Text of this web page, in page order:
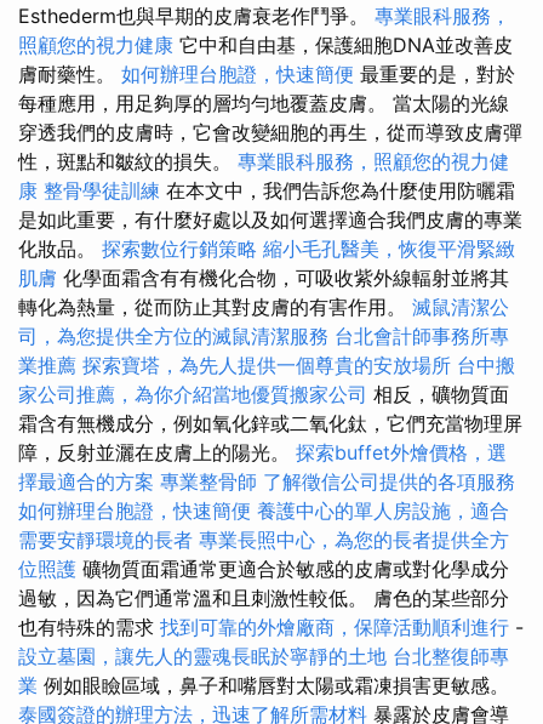
Esthederm也與早期的皮膚衰老作鬥爭。 專業眼科服務，
照顧您的視力健康 它中和自由基，保護細胞DNA並改善皮
膚耐藥性。 如何辦理台胞證，快速簡便 最重要的是，對於
每種應用，用足夠厚的層均勻地覆蓋皮膚。 當太陽的光線
穿透我們的皮膚時，它會改變細胞的再生，從而導致皮膚彈
性，斑點和皺紋的損失。 專業眼科服務，照顧您的視力健
康 整骨學徒訓練 在本文中，我們告訴您為什麼使用防曬霜
是如此重要，有什麼好處以及如何選擇適合我們皮膚的專業
化妝品。 探索數位行銷策略 縮小毛孔醫美，恢復平滑緊緻
肌膚 化學面霜含有有機化合物，可吸收紫外線輻射並將其
轉化為熱量，從而防止其對皮膚的有害作用。 滅鼠清潔公
司，為您提供全方位的滅鼠清潔服務 台北會計師事務所專
業推薦 探索寶塔，為先人提供一個尊貴的安放場所 台中搬
家公司推薦，為你介紹當地優質搬家公司 相反，礦物質面
霜含有無機成分，例如氧化鋅或二氧化鈦，它們充當物理屏
障，反射並灑在皮膚上的陽光。 探索buffet外燴價格，選
擇最適合的方案 專業整骨師 了解徵信公司提供的各項服務
如何辦理台胞證，快速簡便 養護中心的單人房設施，適合
需要安靜環境的長者 專業長照中心，為您的長者提供全方
位照護 礦物質面霜通常更適合於敏感的皮膚或對化學成分
過敏，因為它們通常溫和且刺激性較低。 膚色的某些部分
也有特殊的需求 找到可靠的外燴廠商，保障活動順利進行 -
設立墓園，讓先人的靈魂長眠於寧靜的土地 台北整復師專
業 例如眼瞼區域，鼻子和嘴唇對太陽或霜凍損害更敏感。
泰國簽證的辦理方法，迅速了解所需材料 暴露於皮膚會導